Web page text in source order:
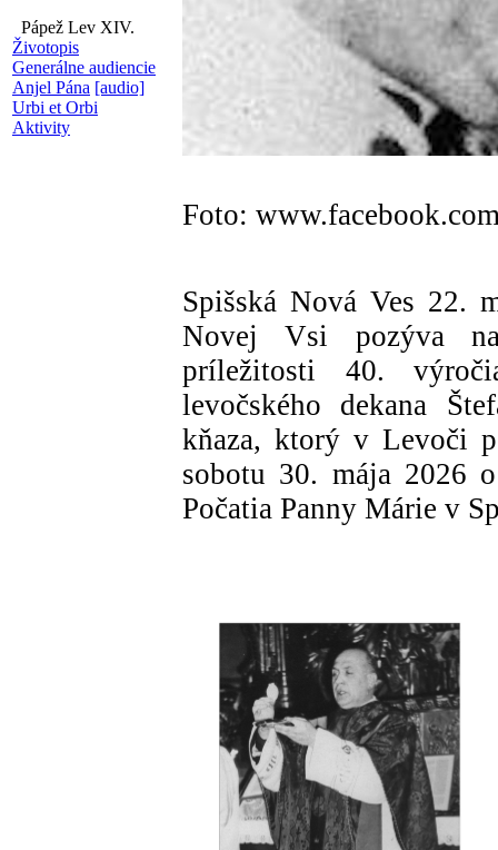
Pápež Lev XIV.
Životopis
Generálne audiencie
Anjel Pána [audio]
Urbi et Orbi
Aktivity
Foto:
Spišská Nová Ves 22.
Novej Vsi pozýva
príležitosti 40.
levočského dekana
kňaza, ktorý v Levoči
sobotu 30. mája 2026
Počatia Panny Márie v